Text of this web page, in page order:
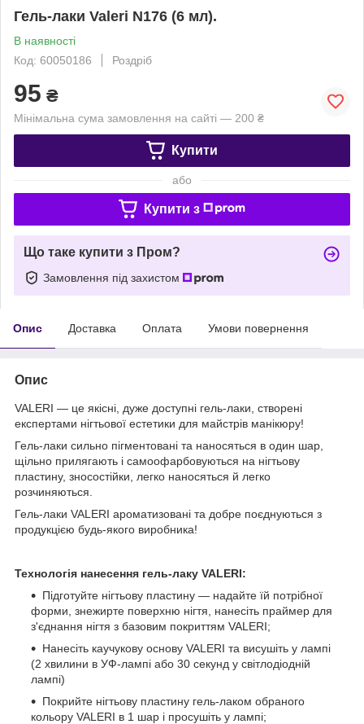
Гель-лаки Valeri N176 (6 мл).
В наявності
Код: 60050186
Роздріб
95 ₴
Мінімальна сума замовлення на сайті — 200 ₴
Купити
або
Купити з
Що таке купити з Пром?
Замовлення під захистом
Опис Доставка Оплата Умови повернення
Опис
VALERI — це якісні, дуже доступні гель-лаки, створені
експертами нігтьової естетики для майстрів манікюру!
Гель-лаки сильно пігментовані та наносяться в один шар,
щільно прилягають і самоофарбовуються на нігтьову
пластину, зносостійки, легко наносяться й легко
розчиняються.
Гель-лаки VALERI ароматизовані та добре поєднуються з
продукцією будь-якого виробника!
Технологія нанесення гель-лаку VALERI:
Підготуйте нігтьову пластину — надайте їй потрібної
форми, знежирте поверхню нігтя, нанесіть праймер для
з'єднання нігтя з базовим покриттям VALERI;
Нанесіть каучукову основу VALERI та висушіть у лампі
(2 хвилини в УФ-лампі або 30 секунд у світлодіодній
лампі)
Покрийте нігтьову пластину гель-лаком обраного
кольору VALERI в 1 шар і просушіть у лампі;